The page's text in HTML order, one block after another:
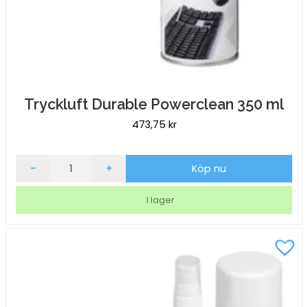
Tryckluft Durable Powerclean 350 ml
473,75 kr
Tryckluft
- + Köp nu
I lager